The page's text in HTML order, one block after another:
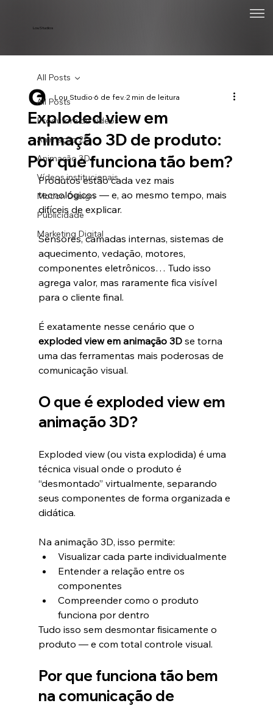
Lou Studios
All Posts
Produtora de vídeos
Animação 2D
Animação 3D
Vídeos institucionais
Motion Design
Publicidade
Marketing Digital
All Posts
Exploded view em
animação 3D de produto:
Por que funciona tão bem?
Lou Studio6 de fev.2 min de leitura
Produtos estão cada vez mais
tecnológicos — e, ao mesmo tempo, mais
difíceis de explicar.
Sensores, camadas internas, sistemas de
aquecimento, vedação, motores,
componentes eletrônicos… Tudo isso
agrega valor, mas raramente fica visível
para o cliente final.
É exatamente nesse cenário que o
exploded view em animação 3D se torna
uma das ferramentas mais poderosas de
comunicação visual.
O que é exploded view em
animação 3D?
Exploded view (ou vista explodida) é uma
técnica visual onde o produto é
“desmontado” virtualmente, separando
seus componentes de forma organizada e
didática.
Na animação 3D, isso permite:
Visualizar cada parte individualmente
Entender a relação entre os
componentes
Compreender como o produto
funciona por dentro
Tudo isso sem desmontar fisicamente o
produto — e com total controle visual.
Por que funciona tão bem
na comunicação de